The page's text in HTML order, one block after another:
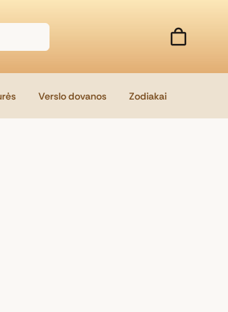
Verslo dovanos Zodiakai